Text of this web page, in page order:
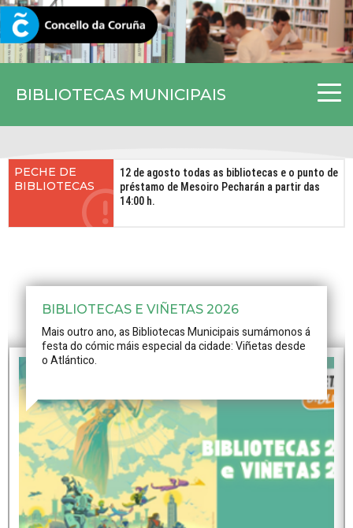
BIBLIOTECAS MUNICIPAIS
CORUNA.GAL
PECHE DE
BIBLIOTECAS
12 de agosto todas as bibliotecas e o punto de
préstamo de Mesoiro Pecharán a partir das
14:00 h.
BIBLIOTECAS E VIÑETAS 2026
Mais outro ano, as Bibliotecas Municipais sumámonos á
festa do cómic máis especial da cidade: Viñetas desde
o Atlántico.